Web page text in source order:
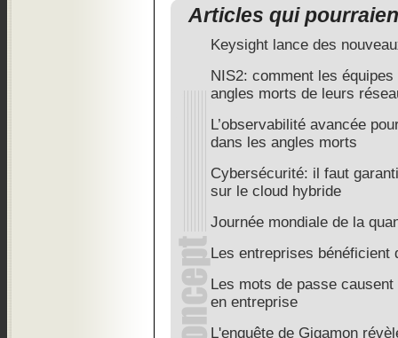
Articles qui
Keysight lance des
NIS2: comment les
angles morts de leurs
L’observabilité avancée
dans les angles morts
Cybersécurité: il faut
sur le cloud hybride
Journée mondiale de la
Les entreprises bénéficient
Les mots de passe
en entreprise
L'enquête de Gigamon